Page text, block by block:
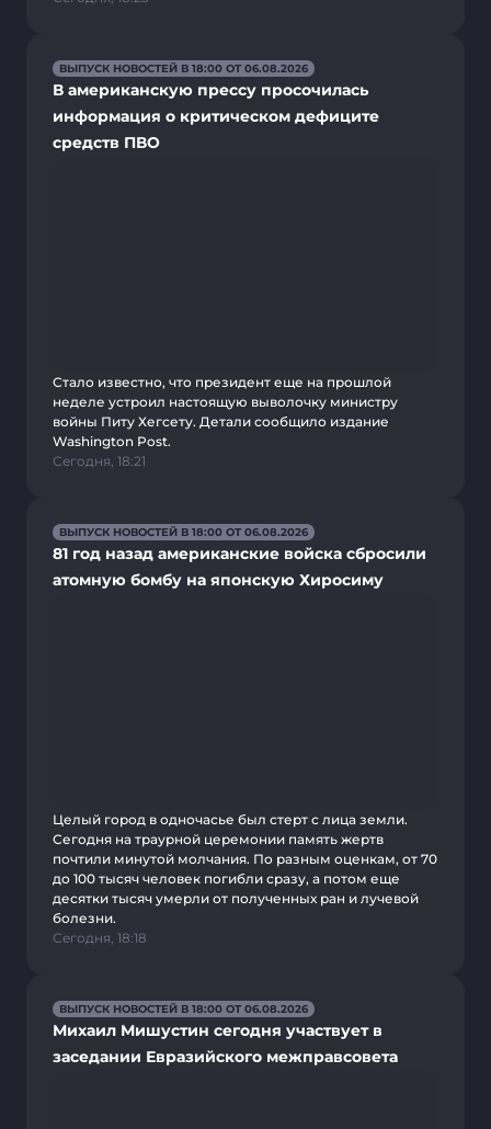
ВЫПУСК НОВОСТЕЙ В 18:00 ОТ 06.08.2026
В американскую прессу просочилась
информация о критическом дефиците
средств ПВО
Стало известно, что президент еще на прошлой
неделе устроил настоящую выволочку министру
войны Питу Хегсету. Детали сообщило издание
Washington Post.
Сегодня, 18:21
ВЫПУСК НОВОСТЕЙ В 18:00 ОТ 06.08.2026
81 год назад американские войска сбросили
атомную бомбу на японскую Хиросиму
Целый город в одночасье был стерт с лица земли.
Сегодня на траурной церемонии память жертв
почтили минутой молчания. По разным оценкам, от 70
до 100 тысяч человек погибли сразу, а потом еще
десятки тысяч умерли от полученных ран и лучевой
болезни.
Сегодня, 18:18
ВЫПУСК НОВОСТЕЙ В 18:00 ОТ 06.08.2026
Михаил Мишустин сегодня участвует в
заседании Евразийского межправсовета